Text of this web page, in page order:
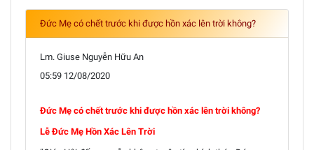
Đức Mẹ có chết trước khi được hồn xác lên trời không?
Lm. Giuse Nguyễn Hữu An
05:59 12/08/2020
Đức Mẹ có chết trước khi được hồn xác lên trời không?
Lễ Đức Mẹ Hồn Xác Lên Trời